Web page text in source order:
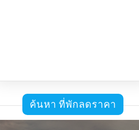
ค้นหา ที่พักลดราคา